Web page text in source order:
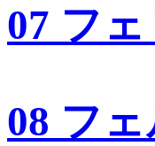
07 フ
08 フ